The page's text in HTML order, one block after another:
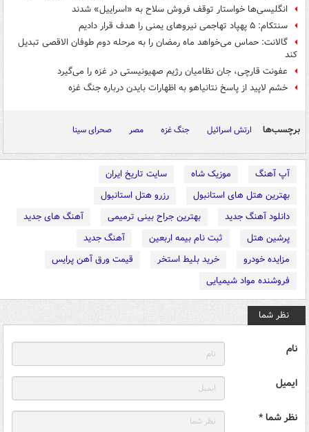
انگلیسی‌ها خواستار توقف فروش سلاح به «اسراییل» شدند
سنتکام: ۵ پهپاد تهاجمی نیروهای یمنی را هدف قرار دادیم
گالانت: حماس می‌خواهد ماه رمضان را به مرحله دوم طوفان الاقصی تبدیل
کند
عفونت قارچی، جان نظامیان رژیم صهیونیستی در غزه را می‌گیرد
خشم لاپید از پاسخ نتانیاهو به اظهارات بایدن درباره جنگ غزه
برچسب‌ها ارتش اسرائیل جنگ غزه مصر صحرای سینا
آپ آهنگ موزیک شاه
سایت تاریخ ایران
بهترین هتل های استانبول
رزرو هتل استانبول
دانلود آهنگ جدید
بهترین جراح بینی ترمیمی
آهنگ های جدید
پرشین هتل
ثبت نام بیمه اربعین
آهنگ جدید
مزایده خودرو
خرید بلیط استخر
قیمت ورق آهن پرایس
فروشنده مواد شیمیایی
نظر شما
نام
ایمیل
نظر شما *